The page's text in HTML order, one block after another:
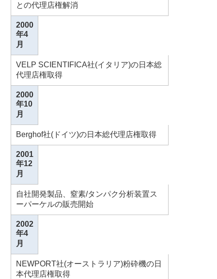
との代理店権解消
2000
年4
月
VELP SCIENTIFICA社(イタリア)の日本総
代理店権取得
2000
年10
月
Berghof社(ドイツ)の日本総代理店権取得
2001
年12
月
自社開発製品、窒素/タンパク分析装置ス
ーパーケルの販売開始
2002
年4
月
NEWPORT社(オーストラリア)粉砕機の日
本代理店権取得